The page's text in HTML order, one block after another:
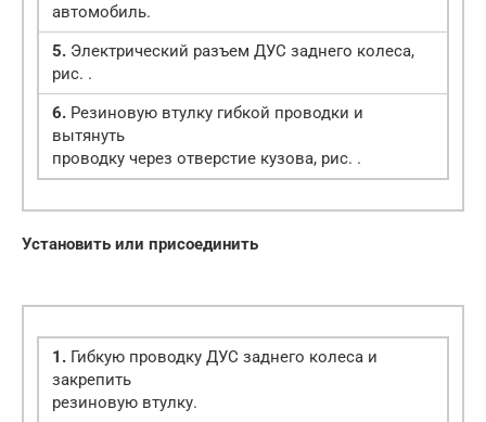
автомобиль.
5. Электрический разъем ДУС заднего колеса,
рис. .
6. Резиновую втулку гибкой проводки и
вытянуть
проводку через отверстие кузова, рис. .
Установить или присоединить
1. Гибкую проводку ДУС заднего колеса и
закрепить
резиновую втулку.